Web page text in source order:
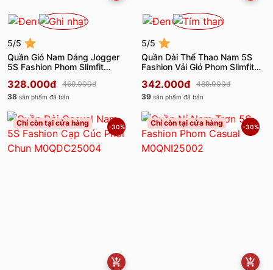
5/5
Quần Gió Nam Dáng Jogger
5S Fashion Phom Slimfit
328.000đ
469.000đ
38 sản phẩm đã bán
5/5
Quần Dài Thể Thao Nam 5S
Fashion Vải Gió Phom Slimfit
342.000đ
489.000đ
39 sản phẩm đã bán
Chỉ còn tại cửa hàng -30% Chỉ còn tại cửa hàng -30%